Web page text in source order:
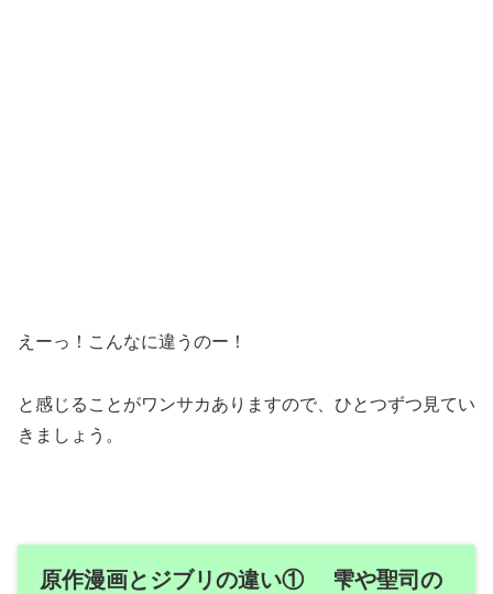
えーっ！こんなに違うのー！
と感じることがワンサカありますので、ひとつずつ見てい
きましょう。
原作漫画とジブリの違い① 雫や聖司の